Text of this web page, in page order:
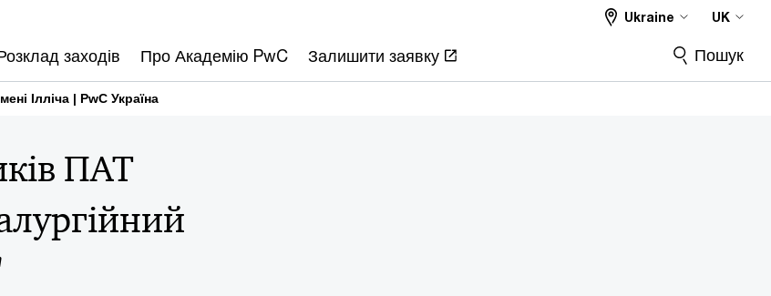
заходів Про Академію PwC Залишити заявку
Ukraine UK
Пошук
Ілліча | PwC Україна
ПАТ